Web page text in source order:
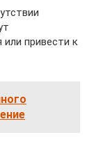
привести к